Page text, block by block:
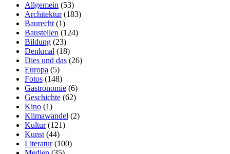
Allgemein (53)
Architektur(183)
Baurecht (1)
Baustellen (124)
Bildung (23)
Denkmal (18)
Dies und das (26)
Europa (5)
Fotos (148)
Gastronomie (6)
Geschichte (62)
Kino (1)
Klimawandel (2)
Kultur(121)
Kunst (44)
Literatur(100)